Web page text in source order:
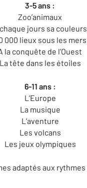
3-5 ans :
Zoo’animaux
jours sa couleurs
000 lieux sous les mers
la conquête de l’Ouest
La tête dans les étoiles
6-11 ans :
L’Europe
La musique
L’aventure
Les volcans
Les jeux olympiques
adaptés aux